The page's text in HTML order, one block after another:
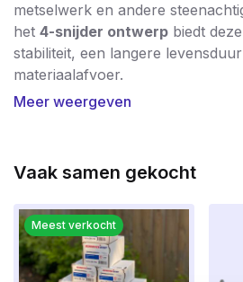
metselwerk en andere
het 4-snijder ontwerp biedt
stabiliteit, een langere
materiaalafvoer.
Met deREX® QX4 hamerboor
krachtoverbrenging. Door
elkaar versmolten tot één
de boor extreem bestand tegen
temperaturen – een belangrijk
Meer weergeven
Vaak samen gekocht
Meest verkocht